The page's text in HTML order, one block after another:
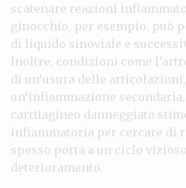
scatenare reazioni
ginocchio, per esempio, può
di liquido sinoviale e
Inoltre, condizioni come
di un’usura delle
un’infiammazione
cartilagineo danneggiato
infiammatoria per cercare di
spesso porta a un ciclo
deterioramento.